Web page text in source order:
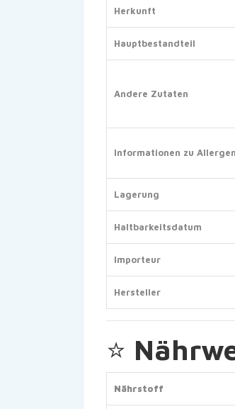
Herkunft
Hauptbestandteil
Andere Zutaten
Informationen zu
Lagerung
Haltbarkeitsdatum
Importeur
Hersteller
⭐
Nährstoff